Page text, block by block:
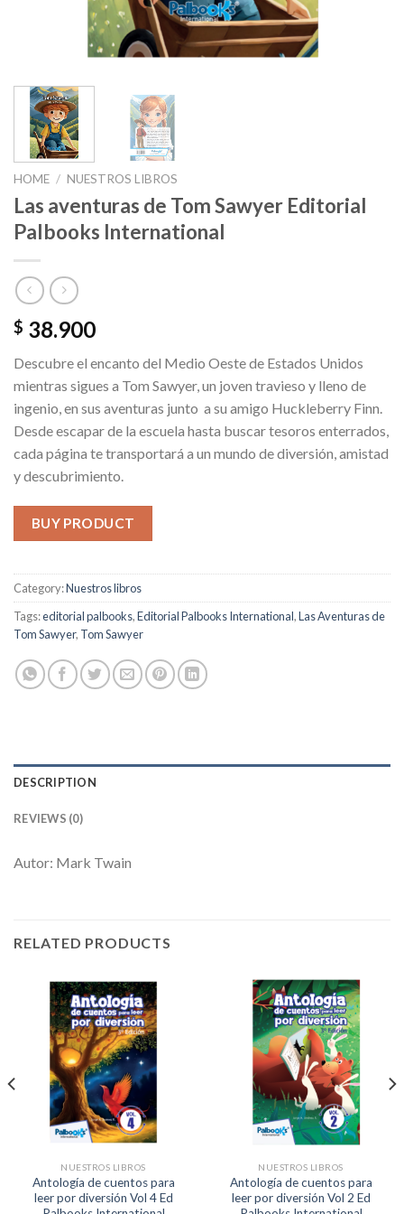
HOME / NUESTROS LIBROS
Las aventuras de Tom Sawyer Editorial
Palbooks International
$ 38.900
Descubre el encanto del Medio Oeste de Estados Unidos
mientras sigues a Tom Sawyer, un joven travieso y lleno de
ingenio, en sus aventuras junto a su amigo Huckleberry Finn.
Desde escapar de la escuela hasta buscar tesoros enterrados,
cada página te transportará a un mundo de diversión, amistad
y descubrimiento.
BUY PRODUCT
Category:Nuestros libros
Tags:editorial palbooks,Editorial Palbooks International,Las Aventuras de
Tom Sawyer, Tom Sawyer
DESCRIPTION
REVIEWS (0)
Autor: Mark Twain
RELATED PRODUCTS
NUESTROS LIBROS
Antología de cuentos para
leer por diversión Vol 4 Ed
NUESTROS LIBROS
Antología de cuentos para
leer por diversión Vol 2 Ed